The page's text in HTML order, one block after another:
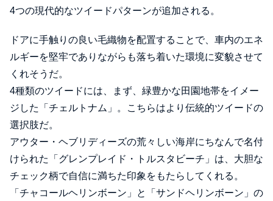
4つの現代的なツイードパターンが追加される。
ドアに手触りの良い毛織物を配置することで、車内のエネ
ルギーを堅牢でありながらも落ち着いた環境に変貌させて
くれそうだ。
4種類のツイードには、まず、緑豊かな田園地帯をイメー
ジした「チェルトナム」。こちらはより伝統的ツイードの
選択肢だ。
アウター・ヘブリディーズの荒々しい海岸にちなんで名付
けられた「グレンプレイド・トルスタビーチ」は、大胆な
チェック柄で自信に満ちた印象をもたらしてくれる。
「チャコールヘリンボーン」と「サンドヘリンボーン」の